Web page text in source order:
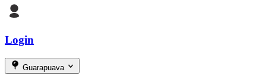
Login
Guarapuava